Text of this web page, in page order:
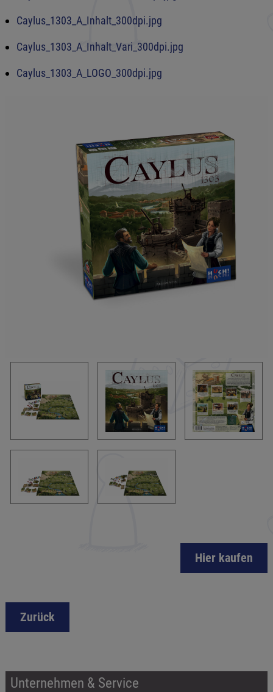
Caylus_1303_A_Inhalt_300dpi.jpg
Caylus_1303_A_Inhalt_Vari_300dpi.jpg
Caylus_1303_A_LOGO_300dpi.jpg
Hier kaufen
Zurück
Unternehmen & Service